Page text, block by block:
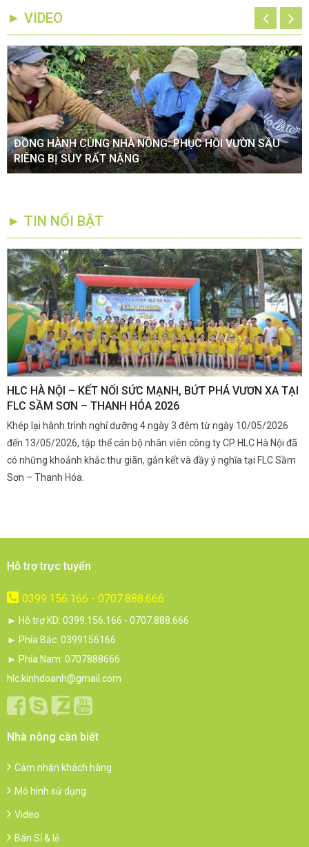
► VIDEO
ĐỒNG HÀNH CÙNG NHÀ NÔNG: PHỤC HỒI VƯỜN SẦU
RIÊNG BỊ SUY RẤT NẶNG
► TIN NỔI BẬT
HLC HÀ NỘI – KẾT NỐI SỨC MẠNH, BỨT PHÁ VƯƠN XA TẠI
FLC SẦM SƠN – THANH HÓA 2026
Khép lại hành trình nghỉ dưỡng 4 ngày 3 đêm từ ngày 10/05/2026
đến 13/05/2026, tập thể cán bộ nhân viên công ty CP HLC Hà Nội đã
có những khoảnh khắc thư giãn, gắn kết và đầy ý nghĩa tại FLC Sầm
Sơn – Thanh Hóa.
Hỗ trợ trực tuyến
0399.156.166 - 0707.888.666
► Hỗ trợ KD: 0399.156.166 - 0707.888.666
► Phía Bắc: 0399156166
► Phía Nam: 0707888666
hlc.kinhdoanh@gmail.com
Nhà nông cần biết
Cảm nhận khách hàng
Mô hình sử dụng
Video
Bán Sỉ & lẻ